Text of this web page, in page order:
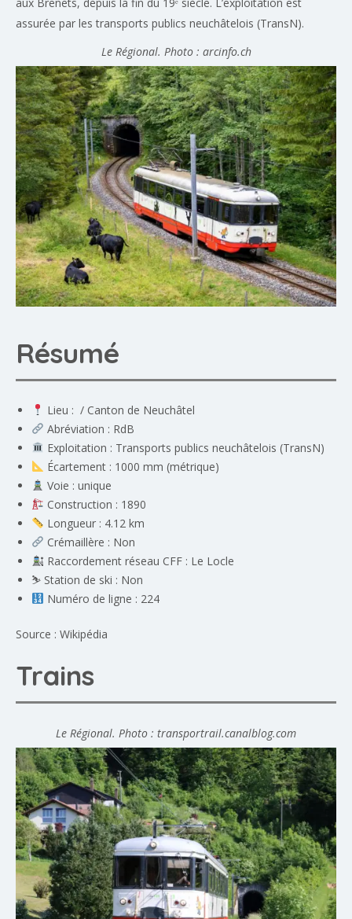
assurée par les transports publics neuchâtelois (TransN).
Le Régional. Photo : arcinfo.ch
Résumé
Lieu : / Canton de Neuchâtel
Abréviation : RdB
Exploitation : Transports publics neuchâtelois (TransN)
Écartement : 1000 mm (métrique)
Voie : unique
Construction : 1890
Longueur : 4.12 km
Crémaillère : Non
Raccordement réseau CFF : Le Locle
⛷️ Station de ski : Non
Numéro de ligne : 224
Source : Wikipédia
Trains
Le Régional. Photo : transportrail.canalblog.com